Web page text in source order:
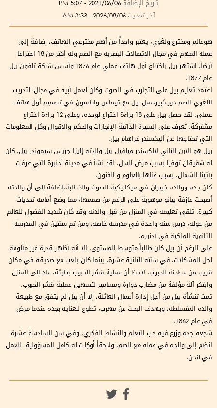
تاريخ الإضافة 2021/06/06 - 5:07 PM
آخر تحديث 2026/08/06 - 3:33 AM
هوعالم ومخترع ولغوي، يعتبر واحداً من أهم مخترعي الهاتف، إضافة إلى
عمله المهم في مجال الاتصالات البصرية مع الصم وله أكثر من 18 اختراعا
أيضاً. اشتهر بيل باختراع أول هاتف عملي عام 1876 وأسس شركة تلفون بيل
عام 1877.
اعتمد تعليم بيل على التجارب في الصوت وكان لعمل أبيه في مجال التدريب
اللغوي للصم دور كبير،عمل بيل مع توماس واطسون في تصميم أول هاتف
عملي. لقد حصل بيل على 18 براءة اختراع لوحده، وعلى 12 براءة اختراع
مشتركة. تعرف على السيرة الذاتية الإنجازات والحكم والأقوال وكل المعلومات
التي تحتاجها عن أليكسندر غراهام بيل.
بيل هو الابن الثاني لالكسندر ميلفيل بيل والدته إليزا جريس سيموندز بيل، كان
له شقيقان توفيا بسبب مرض السل. لقد نشأ في مدينة أدنبرة التي عرفت
بأثينا الشمال، بسبب غناها بالعلوم و الفنون.
كان جده ووالده خبيران في ميكانيكية الصوت والخطابة،إضافة إلى أن والدته
أصبحت عازفة بيانو موهوبة على الرغم من صممها، مما وضع أمامه تحديات
كبيرة. تلقى تعليمه في المنزل من قبل والدته وقد كان شديد الفضول للعالم
من حوله، درس سنة واحدة في مدرسة خاصة، ومن ثم سنتين في المدرسة
الثانوية الملكية في أدنبره.
على الرغم أن بيل كان طالباً متوسط المستوى، إلا أنه أظهر قدرة غير مألوفة
لحل المشكلات، في سنته الثانية عشرة، بينما كان يلعب مع صديقه في مكان
قريب من مطحنة للحبوب، لاحظ أن عملية قشر الحبوب بطيئة. عاد إلى المنزل
وابتكر آلة مؤلفة من مضارب دوارة ومسامير لتسهيل عملية قشر الحبوب.
تمت تنشأة بيل من أجل إدارة أعمال العائلة، إلا أن بيل لم يتفق مع طبيعة
والده المتسلطة، وبهدف البحث عن مهرب، تطوع للعناية بجده عندما مرض
في عام 1862.
شجعه جده وزرع فيه حب التعلم والنشاط الفكري، وفي سن السادسة عشرة
انضم إلى والده في عمله مع الصم، ولاحقاً أُوكِلت له كامل المسؤولية للعمل
في لندن.